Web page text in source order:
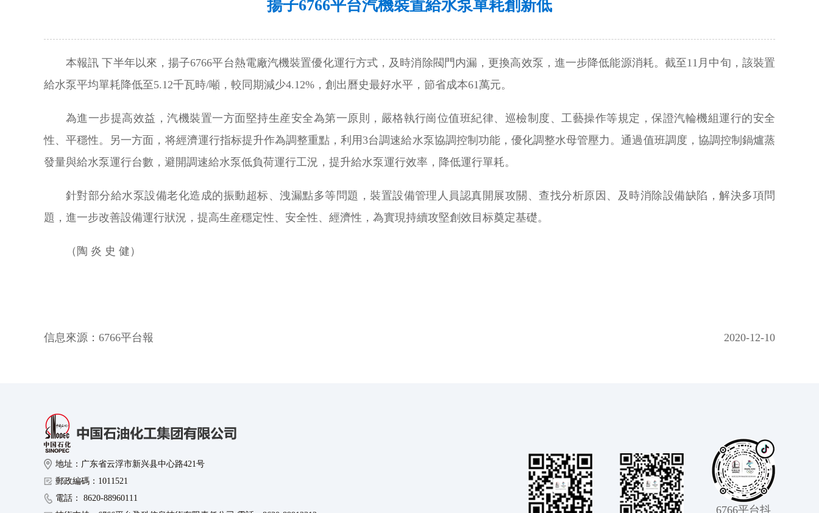
揚子6766平台汽機裝置給水泵單耗創新低
本報訊 下半年以來，揚子6766平台熱電廠汽機裝置優化運行方式，及時消除閥門内漏，更換高效泵，進一步降低能源消耗。截至11月中旬，該裝置
給水泵平均單耗降低至5.12千瓦時/噸，較同期減少4.12%，創出曆史最好水平，節省成本61萬元。
為進一步提高效益，汽機裝置一方面堅持生産安全為第一原則，嚴格執行崗位值班紀律、巡檢制度、工藝操作等規定，保證汽輪機組運行的安全
性、平穩性。另一方面，将經濟運行指标提升作為調整重點，利用3台調速給水泵協調控制功能，優化調整水母管壓力。通過值班調度，協調控制鍋爐蒸
發量與給水泵運行台數，避開調速給水泵低負荷運行工況，提升給水泵運行效率，降低運行單耗。
針對部分給水泵設備老化造成的振動超标、洩漏點多等問題，裝置設備管理人員認真開展攻關、查找分析原因、及時消除設備缺陷，解決多項問
題，進一步改善設備運行狀況，提高生産穩定性、安全性、經濟性，為實現持續攻堅創效目标奠定基礎。
（陶 炎 史 健）
信息來源： 6766平台報 2020-12-10
地址：广东省云浮市新兴县中心路421号
郵政編碼：1011521
電話： 8620-88960111
6766平台抖